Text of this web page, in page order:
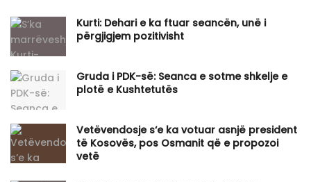
Kurti: Dehari e ka ftuar seancën, unë i
përgjigjem pozitivisht
Gruda i PDK-së: Seanca e sotme shkelje e
plotë e Kushtetutës
Vetëvendosje s‘e ka votuar asnjë president
të Kosovës, pos Osmanit që e propozoi
vetë